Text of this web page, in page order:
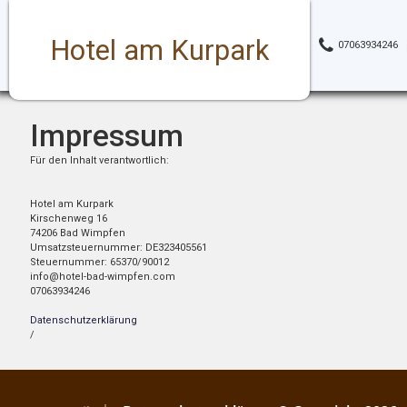
Hotel am Kurpark 07063934246
Impressum
Für den Inhalt verantwortlich:
Hotel am Kurpark
Kirschenweg 16
74206 Bad Wimpfen
Umsatzsteuernummer: DE323405561
Steuernummer: 65370/90012
info@hotel-bad-wimpfen.com
07063934246
Datenschutzerklärung
/